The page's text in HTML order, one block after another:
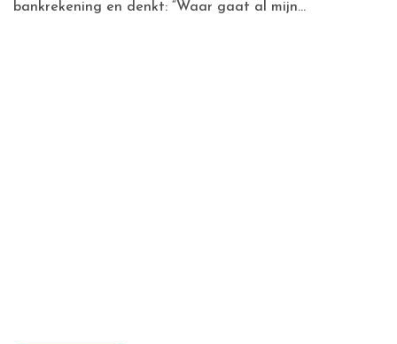
bankrekening en denkt: “Waar gaat al mijn...